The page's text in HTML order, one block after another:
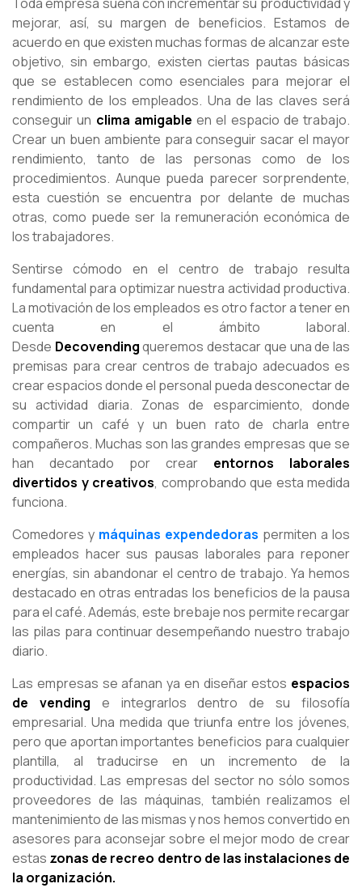
mejorar, así, su margen de beneficios. Estamos de
acuerdo en que existen muchas formas de alcanzar este
objetivo, sin embargo, existen ciertas pautas básicas
que se establecen como esenciales para mejorar el
rendimiento de los empleados. Una de las claves será
conseguir un clima amigable en el espacio de trabajo.
Crear un buen ambiente para conseguir sacar el mayor
rendimiento, tanto de las personas como de los
procedimientos. Aunque pueda parecer sorprendente,
esta cuestión se encuentra por delante de muchas
otras, como puede ser la remuneración económica de
los trabajadores.
Sentirse cómodo en el centro de trabajo resulta
fundamental para optimizar nuestra actividad productiva.
La motivación de los empleados es otro factor a tener en
cuenta en el ámbito laboral.
Desde Decovendingqueremos destacar que una de las
premisas para crear centros de trabajo adecuados es
crear espacios donde el personal pueda desconectar de
su actividad diaria. Zonas de esparcimiento, donde
compartir un café y un buen rato de charla entre
compañeros. Muchas son las grandes empresas que se
han decantado por crear entornos laborales
divertidos y creativos, comprobando que esta medida
funciona.
Comedores y máquinas expendedoras permiten a los
empleados hacer sus pausas laborales para reponer
energías, sin abandonar el centro de trabajo. Ya hemos
destacado en otras entradas los beneficios de la pausa
para el café. Además, este brebaje nos permite recargar
las pilas para continuar desempeñando nuestro trabajo
diario.
Las empresas se afanan ya en diseñar estos espacios
de vending e integrarlos dentro de su filosofía
empresarial. Una medida que triunfa entre los jóvenes,
pero que aportan importantes beneficios para cualquier
plantilla, al traducirse en un incremento de la
productividad. Las empresas del sector no sólo somos
proveedores de las máquinas, también realizamos el
mantenimiento de las mismas y nos hemos convertido en
asesores para aconsejar sobre el mejor modo de crear
estas zonas de recreo dentro de las instalaciones de
la organización.